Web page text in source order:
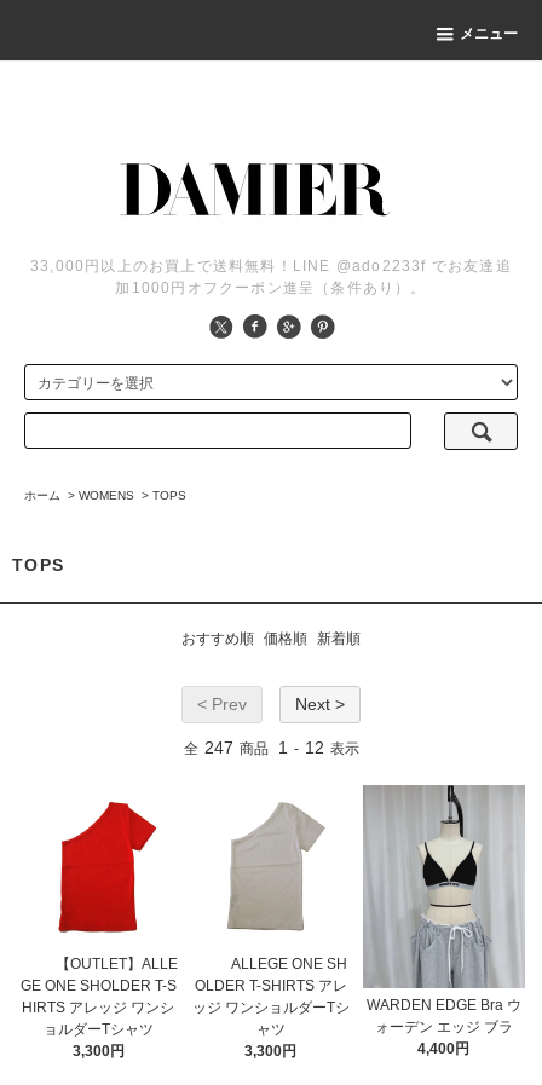
メニュー
33,000円以上のお買上で送料無料！LINE @ado2233f でお友達追
加1000円オフクーポン進呈（条件あり）。
ホーム > WOMENS > TOPS
TOPS
おすすめ順 価格順 新着順
< Prev Next >
全 247 商品 1 - 12 表示
【OUTLET】ALLE
GE ONE SHOLDER T-S
HIRTS アレッジ ワンシ
ョルダーTシャツ
3,300円
ALLEGE ONE SH
OLDER T-SHIRTS アレ
ッジ ワンショルダーTシ
ャツ
3,300円
WARDEN EDGE Bra ウ
ォーデン エッジ ブラ
4,400円